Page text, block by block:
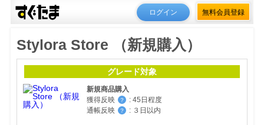
ログイン 無料会員登録
Stylora Store （新規購入）
グレード対象
新規商品購入
獲得反映
？ : 45日程度
通帳反映
？ : ３日以内